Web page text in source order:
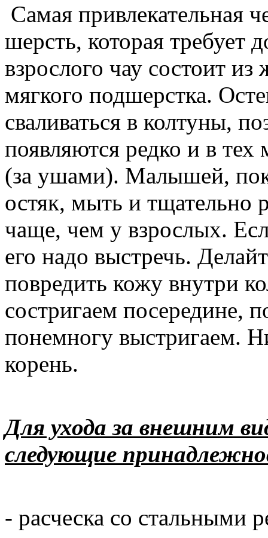
Самая привлекательная
шерсть, которая требует
взрослого чау состоит из
мягкого подшерстка.
сваливаться в колтуны,
появляются редко и в тех
(за ушами). Малышей,
остяк, мыть и тщательно
чаще, чем у взрослых.
его надо выстречь.
повредить кожу внутри
состригаем посередине,
понемногу выстригаем.
корень.
Для ухода за внешним
следующие
- расческа со стальными